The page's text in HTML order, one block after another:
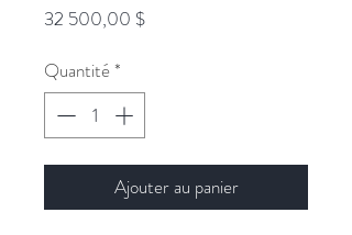
32 500,00 $Prix
Quantité*
Ajouter au panier